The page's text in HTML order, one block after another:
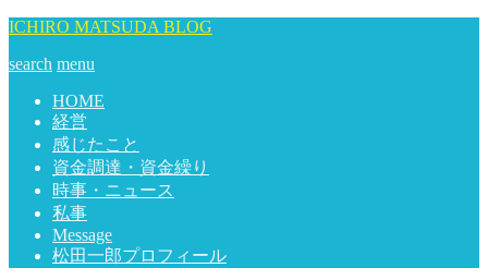
ICHIRO MATSUDA BLOG
search menu
HOME
経営
感じたこと
資金調達・資金繰り
時事・ニュース
私事
Message
松田一郎プロフィール